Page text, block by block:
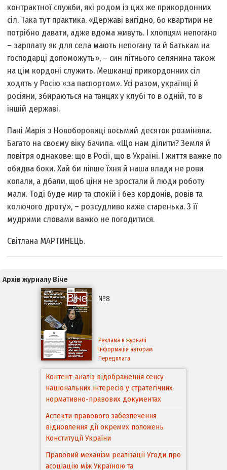
контрактної служби, якi родом із цих же прикордонних
сiл. Така тут практика. «Державi вигiдно, бо квартири не
потрiбно давати, адже вдома живуть. I хлопцям непогано
– зарплату як для села мають непогану та й батькам на
господарцi допоможуть», – син лiтнього селянина також
на цiм кордонi служить. Мешканці прикордонних сiл
ходять у Росiю «за паспортом». Усi разом, українцi й
росiяни, збираються на танцях у клубі то в однiй, то в
iншій державі.
Панi Марiя з Новоборовицi восьмий десяток розмiняла.
Багато на своєму вiку бачила. «Що нам дiлити? Земля й
повiтря однакове: що в Росiї, що в Українi. I життя важке по
обидва боки. Хай би ліпше їхня й наша влади не рови
копали, а дбали, щоб цiни не зростали й люди роботу
мали. Тодi буде мир та спокiй i без кордонiв, ровiв та
колючого дроту», – розсудливо каже старенька. З її
мудрими словами важко не погодитися.
Свiтлана МАРТИНЕЦЬ.
Архів журналу Віче
№8
Реклама в журналі
Інформація авторам
Передплата
Контент-аналіз відображення сенсу
національних інтересів у стратегічних
нормативно-правових документах
Аспекти правового забезпечення
відновлення дії окремих положень
Конституції України
Правовий механізм реалізації Угоди про
асоціацію між Україною та
Європейським Cоюзом